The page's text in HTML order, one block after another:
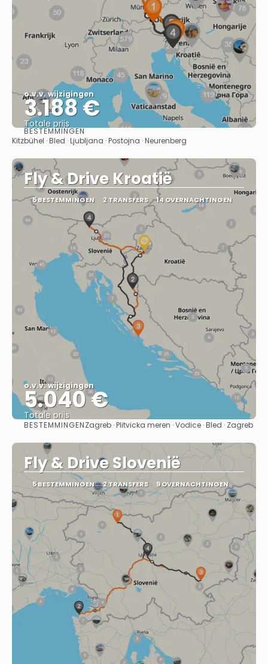
o.v.v. wijzigingen
3.188 €
Totale prijs
Bekijk
BESTEMMINGEN
Kitzbühel · Bled · Ljubljana · Postojna · Neurenberg
Fly & Drive Kroatië
5 BESTEMMINGEN 2 TRANSFERS 14 OVERNACHTINGEN
o.v.v. wijzigingen
5.040 €
Totale prijs
Bekijk
BESTEMMINGENZagreb · Plitvicka meren · Vodice · Bled · Zagreb
Fly & Drive Slovenië
5 BESTEMMINGEN 2 TRANSFERS 9 OVERNACHTINGEN